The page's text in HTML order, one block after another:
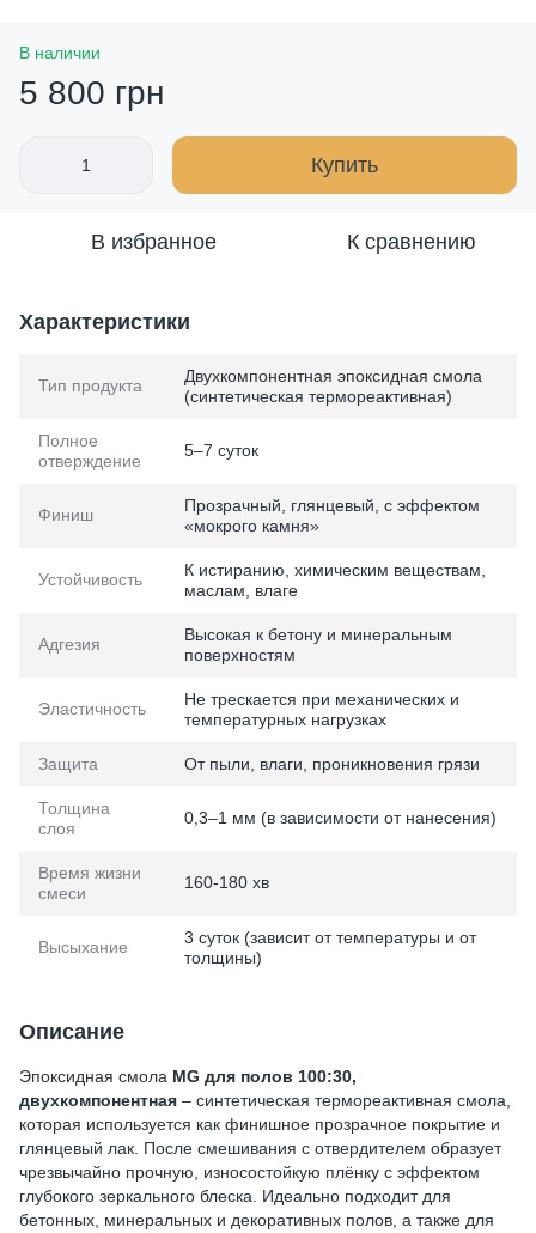
В наличии
5 800 грн
Купить
В избранное К сравнению
Характеристики
Тип продукта
Двухкомпонентная эпоксидная смола
(синтетическая термореактивная)
Полное
отверждение
5–7 суток
Финиш
Прозрачный, глянцевый, с эффектом
«мокрого камня»
Устойчивость
К истиранию, химическим веществам,
маслам, влаге
Адгезия
Высокая к бетону и минеральным
поверхностям
Эластичность
Не трескается при механических и
температурных нагрузках
Защита От пыли, влаги, проникновения грязи
Толщина
слоя
0,3–1 мм (в зависимости от нанесения)
Время жизни
смеси
160-180 хв
Высыхание
3 суток (зависит от температуры и от
толщины)
Описание
Эпоксидная смола MG для полов 100:30,
двухкомпонентная – синтетическая термореактивная смола,
которая используется как финишное прозрачное покрытие и
глянцевый лак. После смешивания с отвердителем образует
чрезвычайно прочную, износостойкую плёнку с эффектом
глубокого зеркального блеска. Идеально подходит для
бетонных, минеральных и декоративных полов, а также для